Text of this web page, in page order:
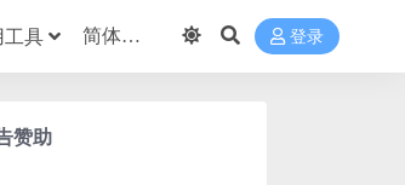
具 登录
赞助